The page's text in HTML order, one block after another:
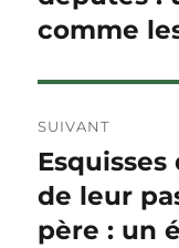
comme
SUIVANT
Article
Suivant :
de leur
père : un